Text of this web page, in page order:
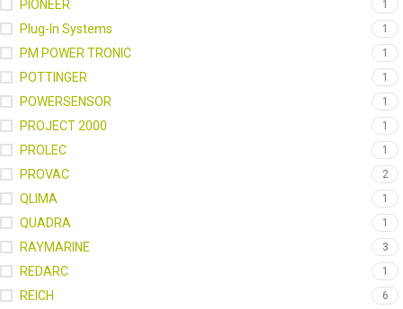
PIONEER 1
Plug-In Systems 1
PM POWER TRONIC 1
POTTINGER 1
POWERSENSOR 1
PROJECT 2000 1
PROLEC 1
PROVAC 2
QLIMA 1
QUADRA 1
RAYMARINE 3
REDARC 1
REICH 6